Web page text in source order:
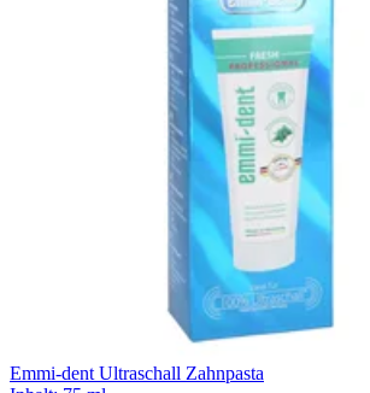
Emmi-dent Ultraschall Zahnpasta